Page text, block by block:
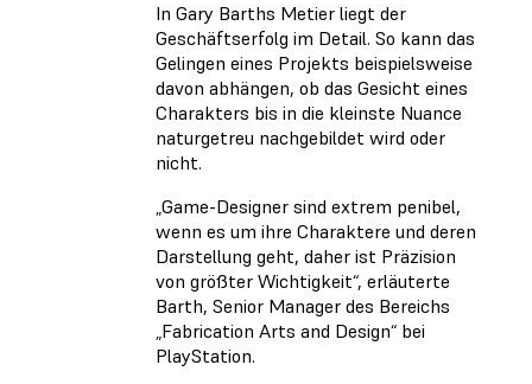
In Gary Barths Metier liegt der
Geschäftserfolg im Detail. So kann das
Gelingen eines Projekts beispielsweise
davon abhängen, ob das Gesicht eines
Charakters bis in die kleinste Nuance
naturgetreu nachgebildet wird oder
nicht.
„Game-Designer sind extrem penibel,
wenn es um ihre Charaktere und deren
Darstellung geht, daher ist Präzision
von größter Wichtigkeit“, erläuterte
Barth, Senior Manager des Bereichs
„Fabrication Arts and Design“ bei
PlayStation.